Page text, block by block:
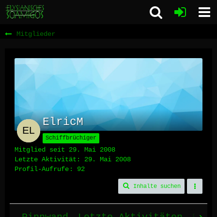
Mitglieder
ElricM
Schiffbrüchiger
Mitglied seit 29. Mai 2008
Letzte Aktivität: 29. Mai 2008
Profil-Aufrufe
92
Inhalte suchen